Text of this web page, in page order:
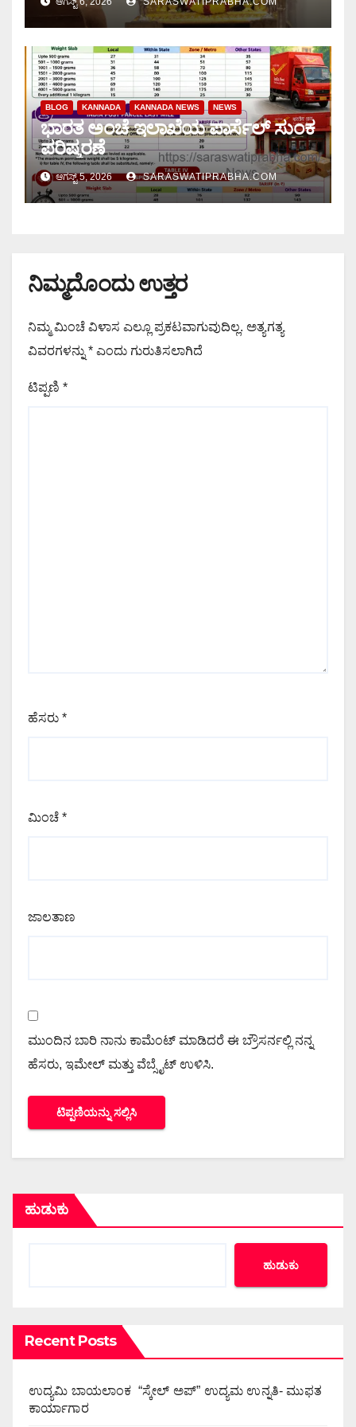
BLOG KANNADA KANNADA NEWS NEWS
ಭಾರತ ಅಂಚೆ ಇಲಾಖೆಯ ಪಾರ್ಸೆಲ್ ಸುಂಕ
ಪರಿಷ್ಕರಣೆ
ಆಗಸ್ಟ್ 5, 2026 SARASWATIPRABHA.COM
ನಿಮ್ಮದೊಂದು ಉತ್ತರ
ನಿಮ್ಮ ಮಿಂಚೆ ವಿಳಾಸ ಎಲ್ಲೂ ಪ್ರಕಟವಾಗುವುದಿಲ್ಲ. ಅತ್ಯಗತ್ಯ
ವಿವರಗಳನ್ನು * ಎಂದು ಗುರುತಿಸಲಾಗಿದೆ
ಟಿಪ್ಪಣಿ *
ಹೆಸರು *
ಮಿಂಚೆ *
ಜಾಲತಾಣ
ಮುಂದಿನ ಬಾರಿ ನಾನು ಕಾಮೆಂಟ್ ಮಾಡಿದರೆ ಈ ಬ್ರೌಸರ್ನಲ್ಲಿ ನನ್ನ
ಹೆಸರು, ಇಮೇಲ್ ಮತ್ತು ವೆಬ್ಸೈಟ್ ಉಳಿಸಿ.
ಹುಡುಕು
ಹುಡುಕು
Recent Posts
ಉದ್ಯಮಿ ಬಾಯಲಾಂಕ “ಸ್ಕೇಲ್ ಅಪ್” ಉದ್ಯಮ ಉನ್ನತಿ- ಮುಫತ
ಕಾರ್ಯಾಗಾರ